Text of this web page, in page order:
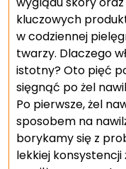
kluczowych
w codziennej
twarzy. Dlaczego
istotny? Oto pięć
sięgnąć po żel
Po pierwsze, żel
sposobem na
borykamy się z
lekkiej